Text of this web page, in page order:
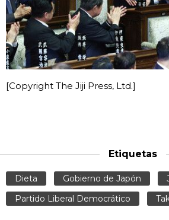
[Copyright The Jiji Press, Ltd.]
Etiquetas
Dieta Gobierno de Japón
Partido Liberal Democrático